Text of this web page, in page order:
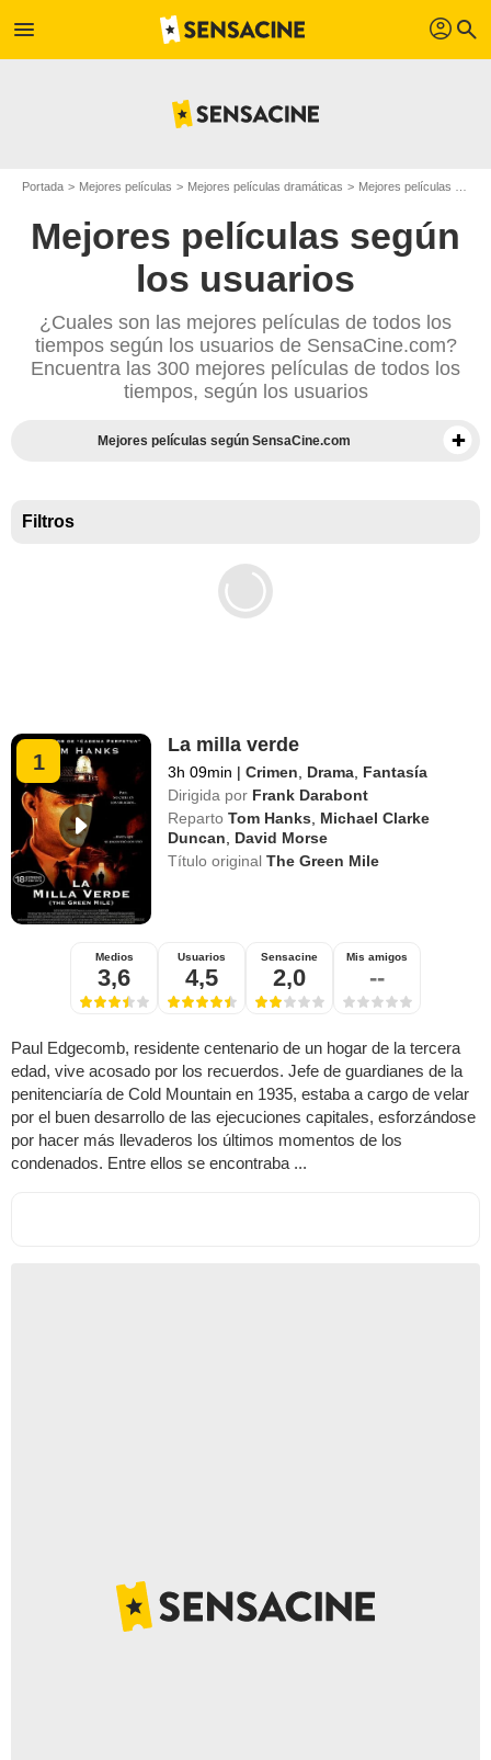
menu profil search
Portada Mejores películas Mejores películas dramáticas Mejores películas de 1999
Mejores películas según
los usuarios
¿Cuales son las mejores películas de todos los
tiempos según los usuarios de SensaCine.com?
Encuentra las 300 mejores películas de todos los
tiempos, según los usuarios
Mejores películas según SensaCine.com
Filtros
1
La milla verde
3h 09min | Crimen Drama Fantasía
Dirigida por Frank Darabont
Reparto Tom Hanks
Michael Clarke
Duncan
David Morse
Título originalThe Green Mile
Medios
3,6
Usuarios
4,5
Sensacine
2,0
Mis amigos
--
Paul Edgecomb, residente centenario de un hogar de la tercera
edad, vive acosado por los recuerdos. Jefe de guardianes de la
penitenciaría de Cold Mountain en 1935, estaba a cargo de velar
por el buen desarrollo de las ejecuciones capitales, esforzándose
por hacer más llevaderos los últimos momentos de los
condenados. Entre ellos se encontraba ...